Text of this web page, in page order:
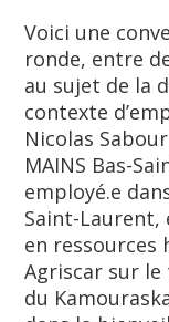
Voici une
ronde, entre
au sujet de la
contexte
Nicolas
MAINS Bas-
employé.e
Saint-Laurent,
en ressources
Agriscar sur
du